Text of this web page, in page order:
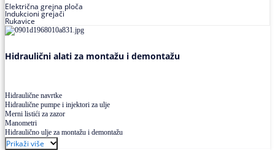
Električna grejna ploča
Indukcioni grejači
Rukavice
Hidraulični alati za montažu i demontažu
Hidraulične navrtke
Hidraulične pumpe i injektori za ulje
Merni listići za zazor
Manometri
Hidraulično ulje za montažu i demontažu
Prikaži više